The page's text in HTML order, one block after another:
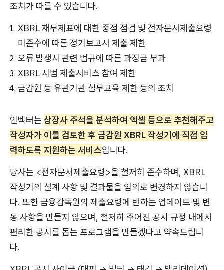
조치가 따를 수 있습니다.
XBRL 재무제표에 대한 중점 점검 및 전자문서제출요령
미준수에 따른 정기보고서 제출 제한
오류 발생시 관련 법규에 따른 과징금 부과
XBRL 시범 제출서비스 참여 제한
금감원 등 유관기관 실무교육 제한 등의 조치
인벡터는 상장사 주석을 분석하여 엑셀 등으로 추천해주고
작성자가 이를 검토한 후 금감원 XBRL 작성기에 직접 입
력하도록 지원하는 서비스입니다.
당사는 <전자문서제출요령>을 철저히 준수하며, XBRL
작성기의 설계 사항 및 결과물을 임의로 변경하지 않습니
다. 또한 금융감독원의 제출요령에 반하는 업데이트 및 변
동 사항을 만들지 않으며, 철저히 주어진 공시 규정 내에서
편리한 공시를 돕는 프로그램을 만들겠다고 약속드립니
다.